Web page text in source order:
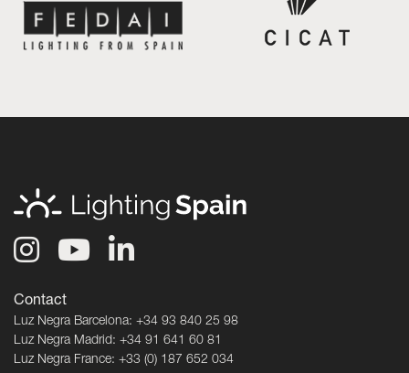
Contact
Luz Negra Barcelona: +34 93 840 25 98
Luz Negra Madrid: +34 91 641 60 81
Luz Negra France: +33 (0) 187 652 034